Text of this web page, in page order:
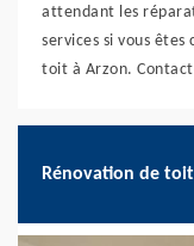
attendant les
services si vous
toit à Arzon.
Rénovation de